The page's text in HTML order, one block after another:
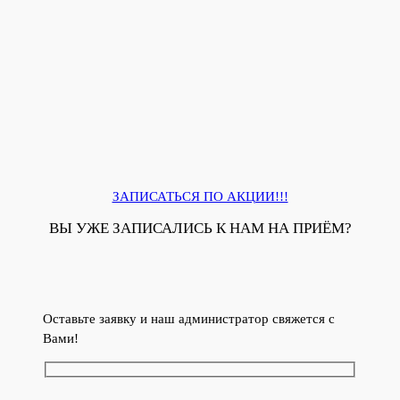
ЗАПИСАТЬСЯ ПО АКЦИИ!!!
ВЫ УЖЕ ЗАПИСАЛИСЬ К НАМ НА ПРИЁМ?
Оставьте заявку и наш администратор свяжется с
Вами!